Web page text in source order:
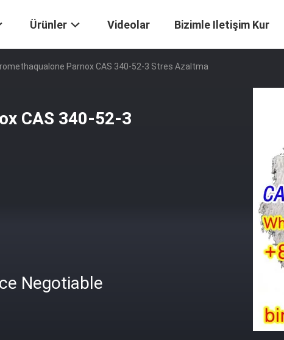
Ürünler Videolar Bizimle Iletişim Kur
Parnox CAS 340-52-3 Stres Azaltma
CAS 340-52-3
Negotiable